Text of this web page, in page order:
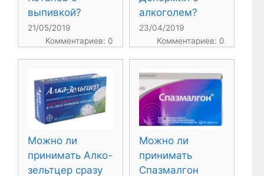
выпивкой?
21/05/2019
Комментариев: 0
алкоголем?
23/04/2019
Комментариев: 0
Можно ли
принимать Алко-
зельтцер сразу
Можно ли
принимать
Спазмалгон